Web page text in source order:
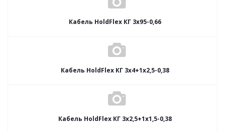
Кабель HoldFlex КГ 3x95-0,66
Кабель HoldFlex КГ 3x4+1x2,5-0,38
Кабель HoldFlex КГ 3x2,5+1x1,5-0,38